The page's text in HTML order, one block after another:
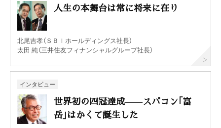
人生の本舞台は常に将来に在り
北尾吉孝（ＳＢＩホールディングス社長）
太田 純（三井住友フィナンシャルグループ社長）
インタビュー
世界初の四冠達成——スパコン｢富
岳｣はかくて誕生した